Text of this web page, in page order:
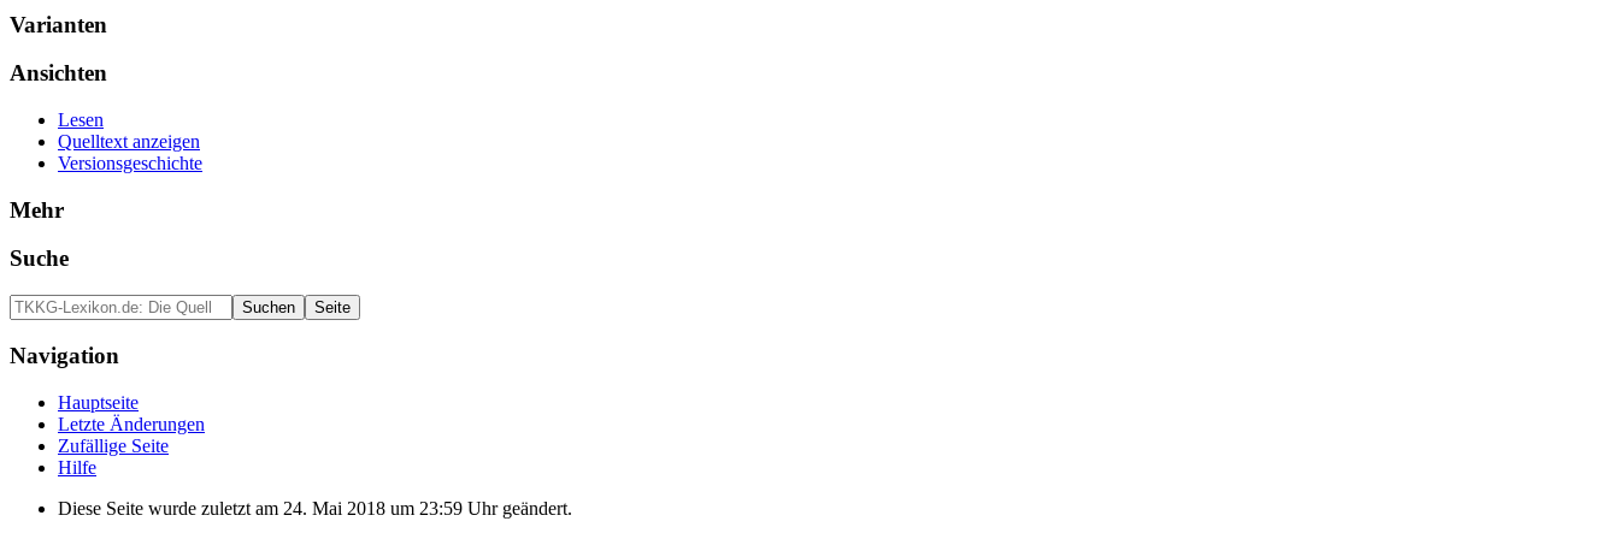
Varianten
Ansichten
Lesen
Quelltext anzeigen
Versionsgeschichte
Mehr
Suche
Navigation
Hauptseite
Letzte Änderungen
Zufällige Seite
Hilfe
Diese Seite wurde zuletzt am 24. Mai 2018 um 23:59 Uhr geändert.